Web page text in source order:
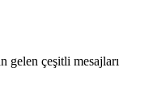
gelen çeşitli mesajları